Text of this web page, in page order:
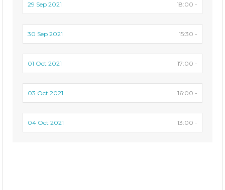
29 Sep 2021 18:00 -
30 Sep 2021 15:30 -
01 Oct 2021 17:00 -
03 Oct 2021 16:00 -
04 Oct 2021 13:00 -